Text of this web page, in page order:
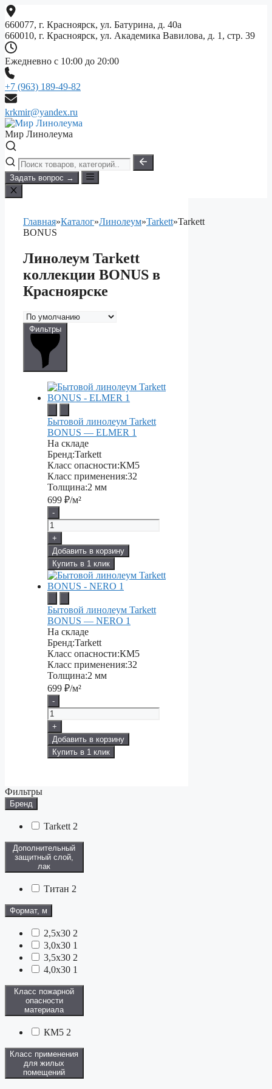
Перейти
к
содержимому
660077, г. Красноярск, ул. Батурина, д. 40а
660010, г. Красноярск, ул. Академика Вавилова, д. 1, стр. 39
Ежедневно с 10:00 до 20:00
+7 (963) 189-49-82
krkmir@yandex.ru
Мир Линолеума
Задать вопрос →
Главная»Каталог»Линолеум»Tarkett»Tarkett
BONUS
Линолеум Tarkett
коллекции BONUS в
Красноярске
Фильтры
Бытовой линолеум Tarkett
BONUS — ELMER 1
На складе
Бренд:Tarkett
Класс опасности:КМ5
Класс применения:32
Толщина:2 мм
699 ₽/м²
-
+
Добавить в корзину
Купить в 1 клик
Бытовой линолеум Tarkett
BONUS — NERO 1
На складе
Бренд:Tarkett
Класс опасности:КМ5
Класс применения:32
Толщина:2 мм
699 ₽/м²
-
+
Добавить в корзину
Купить в 1 клик
Фильтры
Бренд
Tarkett 2
Дополнительный
защитный слой,
лак
Титан 2
Формат, м
2,5x30 2
3,0x30 1
3,5x30 2
4,0x30 1
Класс пожарной
опасности
материала
КМ5 2
Класс применения
для жилых
помещений